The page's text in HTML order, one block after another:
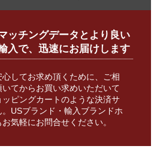
ッチングデータとより良い
入で、迅速にお届けします
してお求め頂くために、ご相
てからお買い求めいただいて
ピングカートのような決済サ
USブランド・輸入ブランドホ
気軽にお問合せください。